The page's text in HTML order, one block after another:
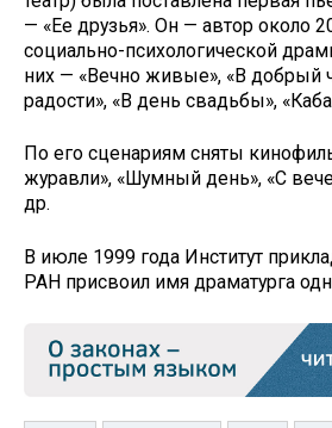
— «Ее друзья». Он — автор около
социально-психологической
них — «Вечно живые», «В добрый
радости», «В день свадьбы»,
По его сценариям сняты
журавли», «Шумный день», «С
др.
В июле 1999 года Институт
РАН присвоил имя драматурга